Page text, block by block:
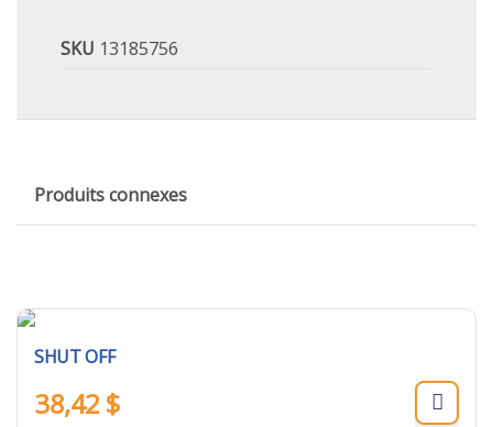
SKU 13185756
Produits connexes
SHUT OFF
38,42 $